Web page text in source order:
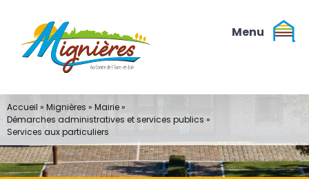
contenu
Accueil » Mignières » Mairie»
Démarches administratives et services publics »
Services aux particuliers